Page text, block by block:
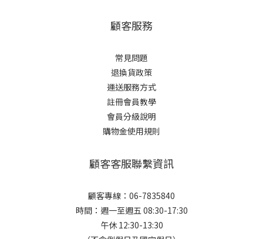
顧客服務
常見問題
退換貨政策
運送服務方式
註冊會員教學
會員分級說明
購物金使用規則
顧客客服聯繫資訊
顧客專線：06-7835840
時間：週一至週五 08:30-17:30
午休 12:30-13:30